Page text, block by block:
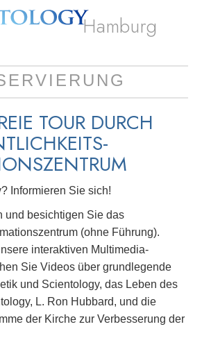
Hamburg
TOUR DURCH
Informieren Sie sich!
und besichtigen Sie das
(ohne Führung).
interaktiven Multimedia-
Sie Videos über grundlegende
und Scientology, das Leben des
L. Ron Hubbard, und die
der Kirche zur Verbesserung der